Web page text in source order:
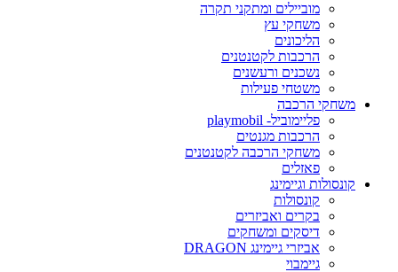
מוביילים ומתקני תקרה
משחקי עץ
הליכונים
הרכבות לקטנטנים
נשכנים ורעשנים
משטחי פעילות
משחקי הרכבה
פליימוביל- playmobil
הרכבות מגנטים
משחקי הרכבה לקטנטנים
פאזלים
קונסולות וגיימינג
קונסולות
בקרים ואביזרים
דיסקים ומשחקים
אביזרי גיימינג DRAGON
גיימבוי